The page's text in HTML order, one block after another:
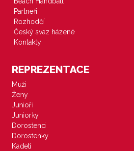
Partneři
Rozhodčí
Český svaz házené
Kontakty
REPREZENTACE
Muži
Ženy
Junioři
Juniorky
Dorostenci
Dorostenky
Kadeti